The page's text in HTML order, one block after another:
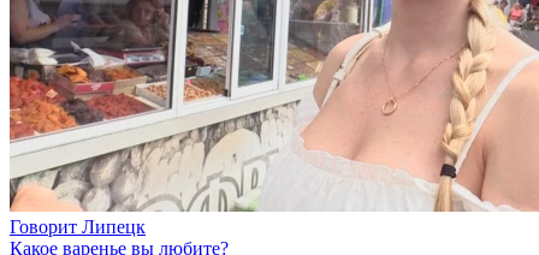
Говорит Липецк
Какое варенье вы любите?